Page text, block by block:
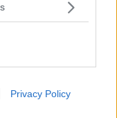
Privacy Policy
riguarda l'esclusione
poiché